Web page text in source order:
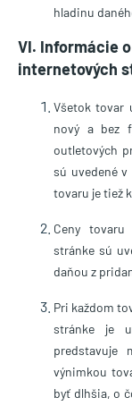
hladinu
VI. Informácie
internetových
Všetok tovar
nový a bez
outletových
sú uvedené
tovaru je tiež
Ceny tovaru
stránke sú
daňou z
Pri každom
stránke je
predstavuje
výnimkou
byť dlhšia, o